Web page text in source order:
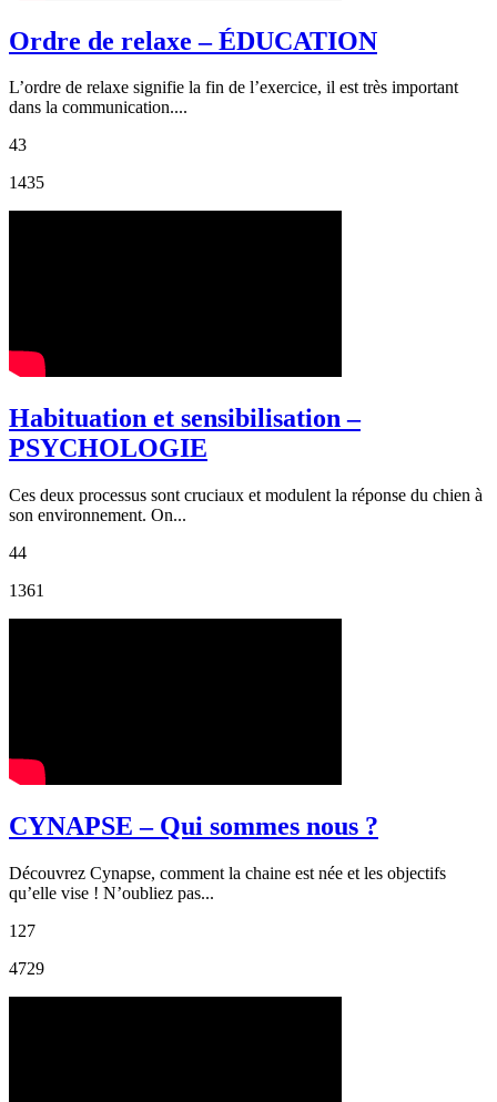
Ordre de relaxe – ÉDUCATION
L’ordre de relaxe signifie la fin de l’exercice, il est très important
dans la communication....
43
1435
Habituation et sensibilisation –
PSYCHOLOGIE
Ces deux processus sont cruciaux et modulent la réponse du chien à
son environnement. On...
44
1361
CYNAPSE – Qui sommes nous ?
Découvrez Cynapse, comment la chaine est née et les objectifs
qu’elle vise ! N’oubliez pas...
127
4729